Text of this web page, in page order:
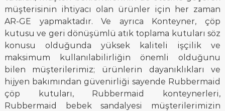
müşterisinin ihtiyacı olan ürünler için her zaman
AR-GE yapmaktadır. Ve ayrıca Konteyner, çöp
kutusu ve geri dönüşümlü atık toplama kutuları söz
konusu olduğunda yüksek kaliteli işçilik ve
maksimum kullanılabilirliğin önemli olduğunu
bilen müşterilerimiz; ürünlerin dayanıklıkları ve
hijyen bakımından güvenirliği sayende Rubbermaid
çöp kutuları, Rubbermaid konteynerleri,
Rubbermaid bebek sandalyesi müşterilerimizin